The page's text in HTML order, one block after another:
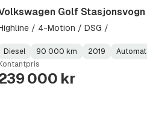
Golf Stasjonsvogn
/ 4-Motion / DSG /
Fuel
:
Diesel
Kilometerstand:
90 000 km
Model
:
2019
Gearbox
:
Automat
Kontantpris
000 kr